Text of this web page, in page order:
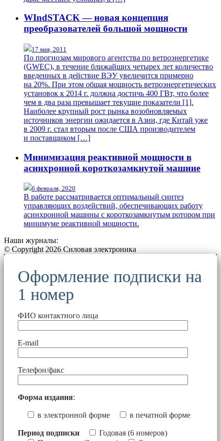
WIndSTACK — новая концепция
преобразователей большой мощности
17 мая, 2011
По прогнозам мирового агентства по ветроэнергетике
(GWEC), в течение ближайших четырех лет количество
введенных в действие ВЭУ увеличится примерно
на 20%. При этом общая мощность ветроэнергетических
установок к 2014 г. должна достичь 400 ГВт, что более
чем в два раза превышает текущие показатели [1].
Наиболее крупный рост рынка возобновляемых
источников энергии ожидается в Азии, где Китай уже
в 2009 г. стал вторым после США производителем
и поставщиком […]
Минимизация реактивной мощности в
асинхронной короткозамкнутой машине
6 февраля, 2020
В работе рассматривается оптимальный синтез
управляющих воздействий, обеспечивающих работу
асинхронной машины с короткозамкнутым ротором при
минимуме реактивной мощности.
Наши журналы:
© Copyright 2026 Силовая электроника
Оформление подписки на
1 номер
ФИО контактного лица
E-mail
Телефон/факс
Форма издания:
в электронной форме в печатной форме
Период подписки
Годовая (6 номеров)